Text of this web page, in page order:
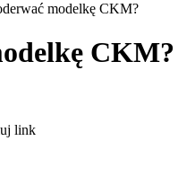
modelkę CKM?
CKM?
link